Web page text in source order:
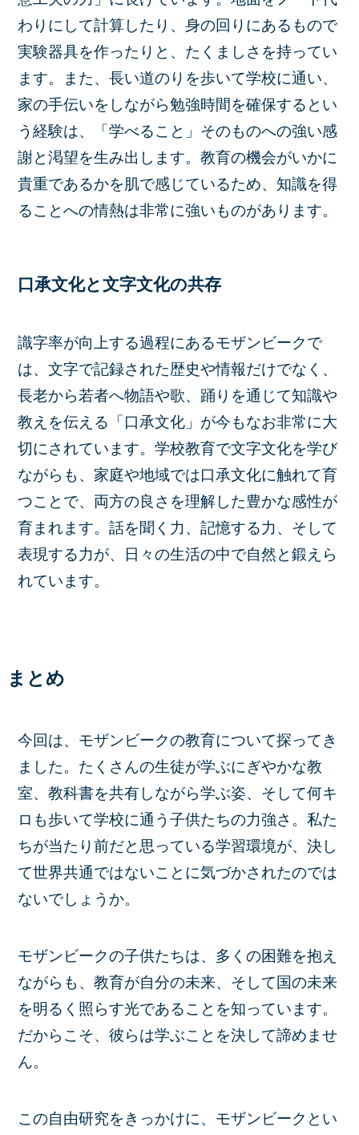
わりにして計算したり、身の回りにあるもので
実験器具を作ったりと、たくましさを持ってい
ます。また、長い道のりを歩いて学校に通い、
家の手伝いをしながら勉強時間を確保するとい
う経験は、「学べること」そのものへの強い感
謝と渇望を生み出します。教育の機会がいかに
貴重であるかを肌で感じているため、知識を得
ることへの情熱は非常に強いものがあります。
口承文化と文字文化の共存
識字率が向上する過程にあるモザンビークで
は、文字で記録された歴史や情報だけでなく、
長老から若者へ物語や歌、踊りを通じて知識や
教えを伝える「口承文化」が今もなお非常に大
切にされています。学校教育で文字文化を学び
ながらも、家庭や地域では口承文化に触れて育
つことで、両方の良さを理解した豊かな感性が
育まれます。話を聞く力、記憶する力、そして
表現する力が、日々の生活の中で自然と鍛えら
れています。
まとめ
今回は、モザンビークの教育について探ってき
ました。たくさんの生徒が学ぶにぎやかな教
室、教科書を共有しながら学ぶ姿、そして何キ
ロも歩いて学校に通う子供たちの力強さ。私た
ちが当たり前だと思っている学習環境が、決し
て世界共通ではないことに気づかされたのでは
ないでしょうか。
モザンビークの子供たちは、多くの困難を抱え
ながらも、教育が自分の未来、そして国の未来
を明るく照らす光であることを知っています。
だからこそ、彼らは学ぶことを決して諦めませ
ん。
この自由研究をきっかけに、モザンビークとい